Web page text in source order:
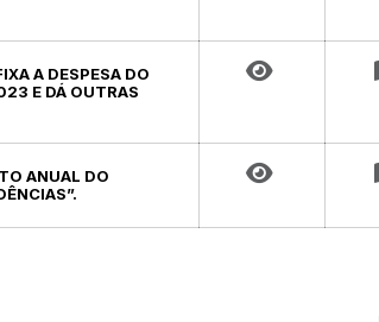
A DESPESA DO
E DÁ OUTRAS
ANUAL DO